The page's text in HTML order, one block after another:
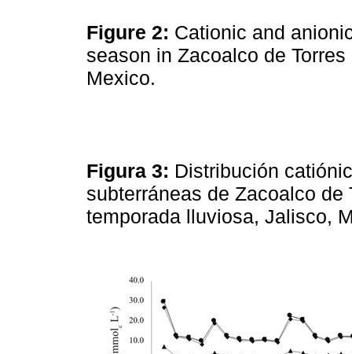
Figure 2: Cationic and
season in Zacoalco de
Mexico.
Figura 3: Distribución
subterráneas de Zacoalco de
temporada lluviosa, Jalisco,